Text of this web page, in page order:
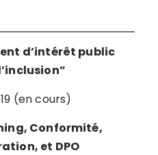
d’intérêt public
(en cours)
Conformité,
et DPO